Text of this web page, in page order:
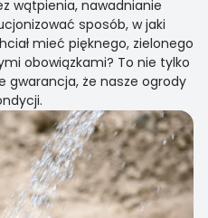
wątpienia, nawadnianie
sposób, w jaki
mieć pięknego, zielonego
obowiązkami? To nie tylko
gwarancja, że nasze ogrody